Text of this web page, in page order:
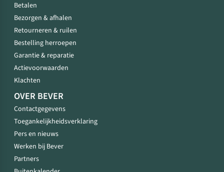
Betalen
Bezorgen & afhalen
Retourneren & ruilen
Bestelling herroepen
Garantie & reparatie
Actievoorwaarden
Klachten
OVER BEVER
Contactgegevens
Toegankelijkheidsverklaring
Pers en nieuws
Werken bij Bever
Partners